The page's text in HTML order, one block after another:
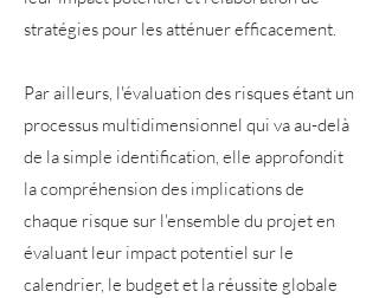
stratégies pour les atténuer efficacement.
Par ailleurs, l'évaluation des risques étant un
processus multidimensionnel qui va au-delà
de la simple identification, elle approfondit
la compréhension des implications de
chaque risque sur l'ensemble du projet en
évaluant leur impact potentiel sur le
calendrier, le budget et la réussite globale